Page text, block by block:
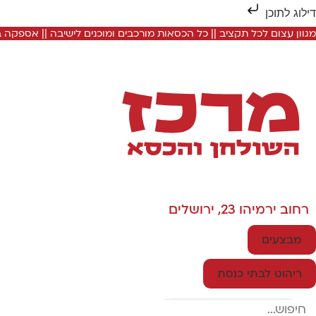
דילוג לתוכן
מגוון עצום לכל תקציב || כל הכסאות מורכבים ומוכנים לישיבה ||
רחוב ירמיהו 23, ירושלים
מבצעים
ריהוט לבתי כנסת
Search